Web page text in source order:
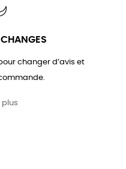
changer d’avis et
plus